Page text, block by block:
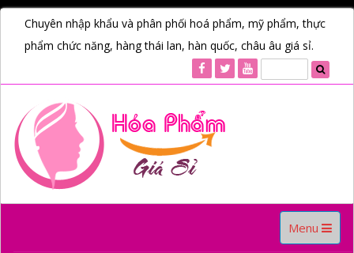
Chuyên nhập khẩu và phân phối hoá phẩm, mỹ phẩm, thực
phẩm chức năng, hàng thái lan, hàn quốc, châu âu giá sỉ.
Toggle
navigation
Menu